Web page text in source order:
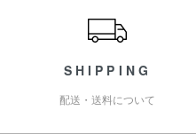
SHIPPING
配送・送料について